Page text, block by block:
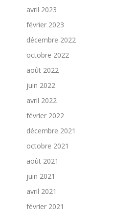
avril 2023
février 2023
décembre 2022
octobre 2022
août 2022
juin 2022
avril 2022
février 2022
décembre 2021
octobre 2021
août 2021
juin 2021
avril 2021
février 2021